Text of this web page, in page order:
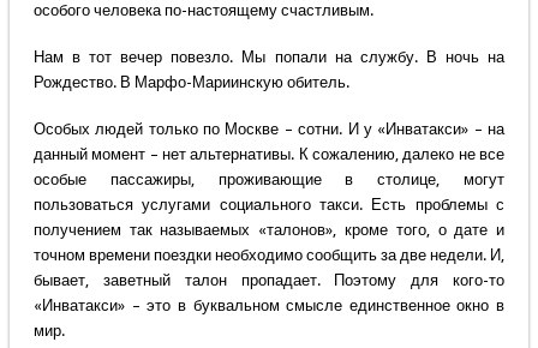
особого человека по-настоящему счастливым.
Нам в тот вечер повезло. Мы попали на службу. В ночь на
Рождество. В Марфо-Мариинскую обитель.
Особых людей только по Москве – сотни. И у «Инватакси» – на
данный момент – нет альтернативы. К сожалению, далеко не все
особые пассажиры, проживающие в столице, могут
пользоваться услугами социального такси. Есть проблемы с
получением так называемых «талонов», кроме того, о дате и
точном времени поездки необходимо сообщить за две недели. И,
бывает, заветный талон пропадает. Поэтому для кого-то
«Инватакси» – это в буквальном смысле единственное окно в
мир.